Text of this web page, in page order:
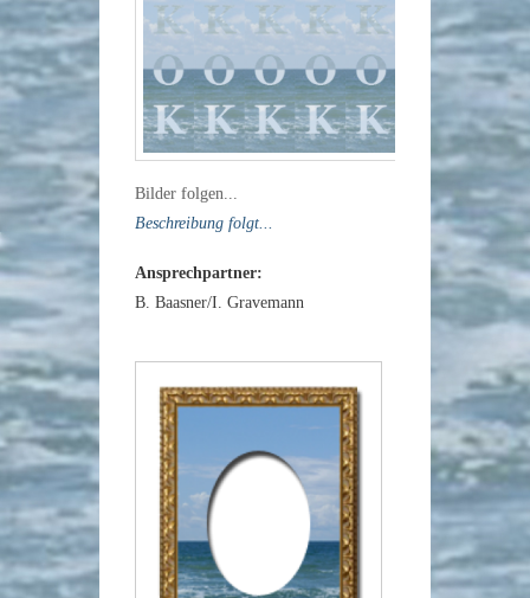
Bilder folgen...
Beschreibung folgt...
Ansprechpartner:
B. Baasner/I. Gravemann